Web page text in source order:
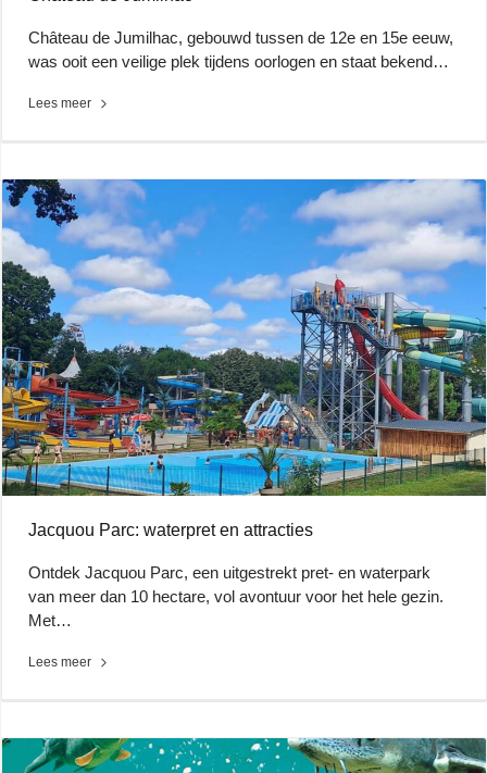
Château de Jumilhac, gebouwd tussen de 12e en 15e eeuw,
was ooit een veilige plek tijdens oorlogen en staat bekend…
Lees meer
Jacquou Parc: waterpret en attracties
Ontdek Jacquou Parc, een uitgestrekt pret- en waterpark
van meer dan 10 hectare, vol avontuur voor het hele gezin.
Met…
Lees meer